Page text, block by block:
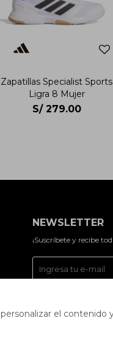
el contenido
Zapatillas Specialist Sports
Ligra 8 Mujer
S/ 279.00
NEWSLETTER
¡Suscríbete y recibe